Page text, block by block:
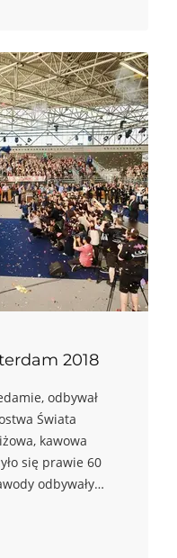
2018
odbywał
Świata
kawowa
się prawie 60
odbywały